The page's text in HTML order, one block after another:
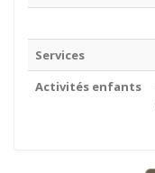
Services
Activités enfants